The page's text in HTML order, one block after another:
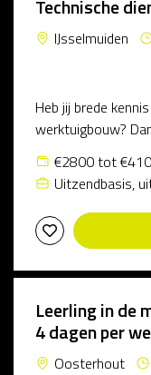
Technische
IJsselmuiden
Heb jij brede
werktuigbouw?
€2800 tot
Uitzendbasis,
Leerling in de
4 dagen per
Oosterhout